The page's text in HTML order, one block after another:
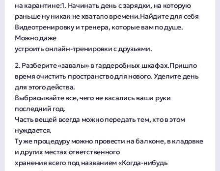
на карантине:1. Начинать день с зарядки, на которую
раньше ну никак не хватало времени.Найдите для себя
Видеотренировку и тренера, которые вам по душе.
Можно даже
устроить онлайн-тренировки с друзьями.
2. Разберите «завалы» в гардеробных шкафах.Пришло
время очистить пространство для нового. Уделите день
для этого действа.
Выбрасывайте все, чего не касались ваши руки
последний год.
Часть вещей всегда можно передать тем, кто в этом
нуждается.
Ту же процедуру можно провести на балконе, в кладовке
и других местах ответственного
хранения всего под названием «Когда-нибудь